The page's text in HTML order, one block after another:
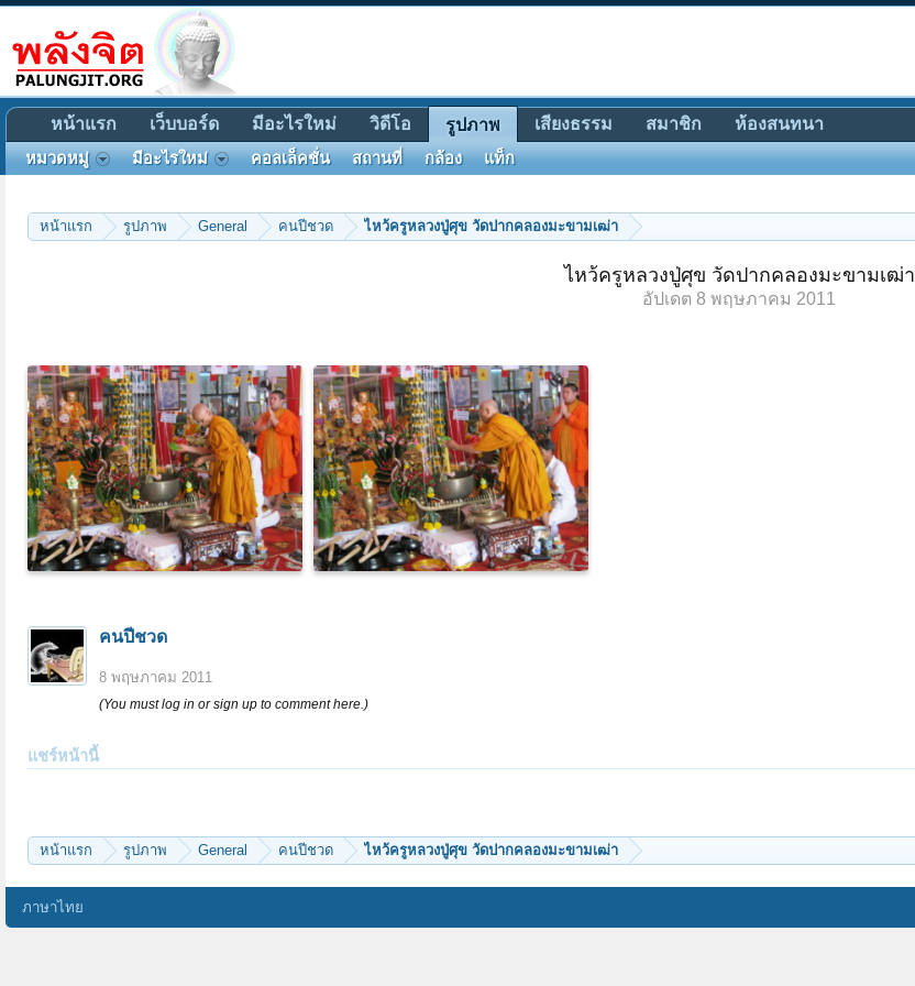
หน้าแรก รูปภาพ General คนปีชวด ไหว้ครูหลวงปู่ศุข วัดปากคลองมะขามเฒ่า
ไหว้ครูหลวงปู่ศุข วัดปากคลองมะขามเฒ่า
อัปเดต 8 พฤษภาคม 2011
คนปีชวด
8 พฤษภาคม 2011
(You must log in or sign up to comment here.)
แชร์หน้านี้
หน้าแรก รูปภาพ General คนปีชวด ไหว้ครูหลวงปู่ศุข วัดปากคลองมะขามเฒ่า
หน้าแรก เว็บบอร์ด มีอะไรใหม่ วิดีโอ รูปภาพ
หมวดหมู่ มีอะไรใหม่ คอลเล็คชั่น สถานที่ กล้อง แท็ก
เสียงธรรม สมาชิก ห้องสนทนา
ภาษาไทย